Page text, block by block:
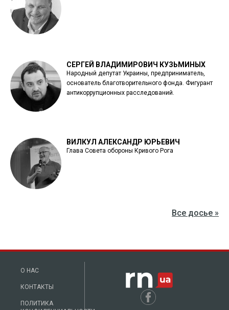
СЕРГЕЙ ВЛАДИМИРОВИЧ КУЗЬМИНЫХ
Народный депутат Украины, предприниматель,
основатель благотворительного фонда. Фигурант
антикоррупционных расследований.
ВИЛКУЛ АЛЕКСАНДР ЮРЬЕВИЧ
Глава Совета обороны Кривого Рога
Все досье »
О НАС
КОНТАКТЫ
ПОЛИТИКА